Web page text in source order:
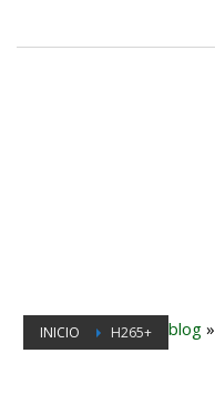
INICIO blog »
H265+